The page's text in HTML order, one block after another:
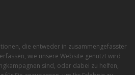
die entweder in zusammengefasster
wie unsere Website genutzt wird
sind, oder dabei zu helfen,